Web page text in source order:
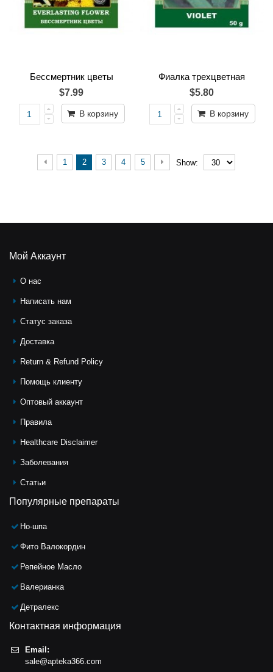
Бессмертник цветы
$7.99
В корзину
Фиалка трехцветная
$5.80
В корзину
1 2 3 4 5 Show:
Мой Аккаунт
О нас
Написать нам
Статус заказа
Доставка
Return & Refund Policy
Помощь клиeнту
Оптовый аккаунт
Правила
Healthcare Disclaimer
Заболевания
Статьи
Популярные препараты
Но-шпа
Фито Валокордин
Репейное Масло
Валерианка
Детралекс
Контактная информация
Email:
sale@apteka366.com